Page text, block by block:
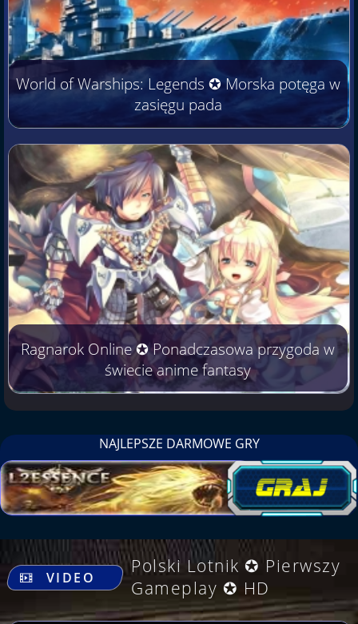
World of Warships: Legends ✪ Morska potęga w
zasięgu pada
Ragnarok Online ✪ Ponadczasowa przygoda w
świecie anime fantasy
NAJLEPSZE DARMOWE GRY
.
VIDEO
Polski Lotnik ✪ Pierwszy
Gameplay ✪ HD